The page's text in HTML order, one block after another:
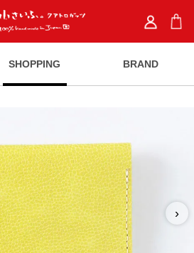
SHOPPING BRAND
›